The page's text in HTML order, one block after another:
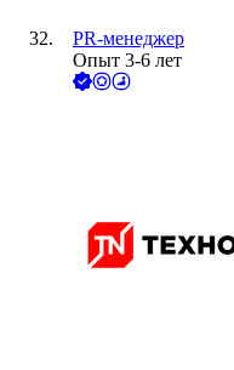
PR-менеджер
Опыт 3-6 лет